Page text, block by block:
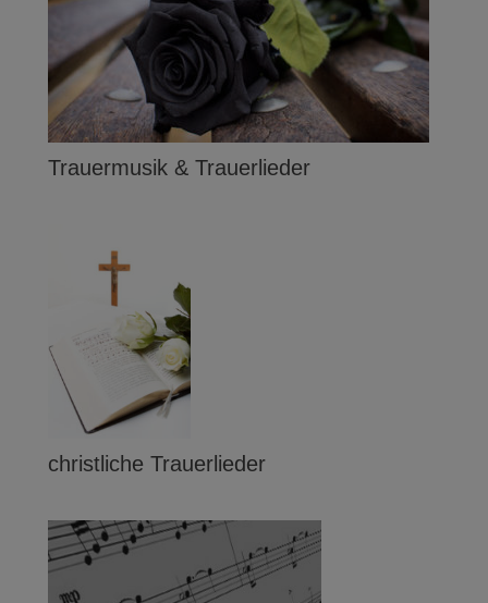
Trauermusik & Trauerlieder
christliche Trauerlieder